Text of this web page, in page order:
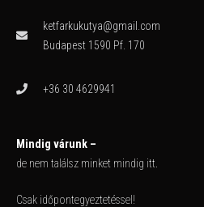
ketfarkukutya@gmail.com
Budapest 1590 Pf. 170
+36 30 4629941
Mindig várunk –
de nem találsz minket mindig itt.
Csak időpontegyeztetéssel!